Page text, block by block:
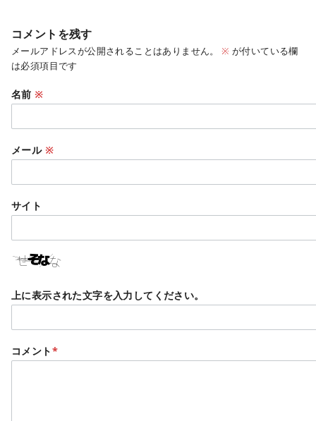
コメントを残す
メールアドレスが公開されることはありません。 ※ が付いている欄
は必須項目です
名前※
メール ※
サイト
上に表示された文字を入力してください。
コメント*